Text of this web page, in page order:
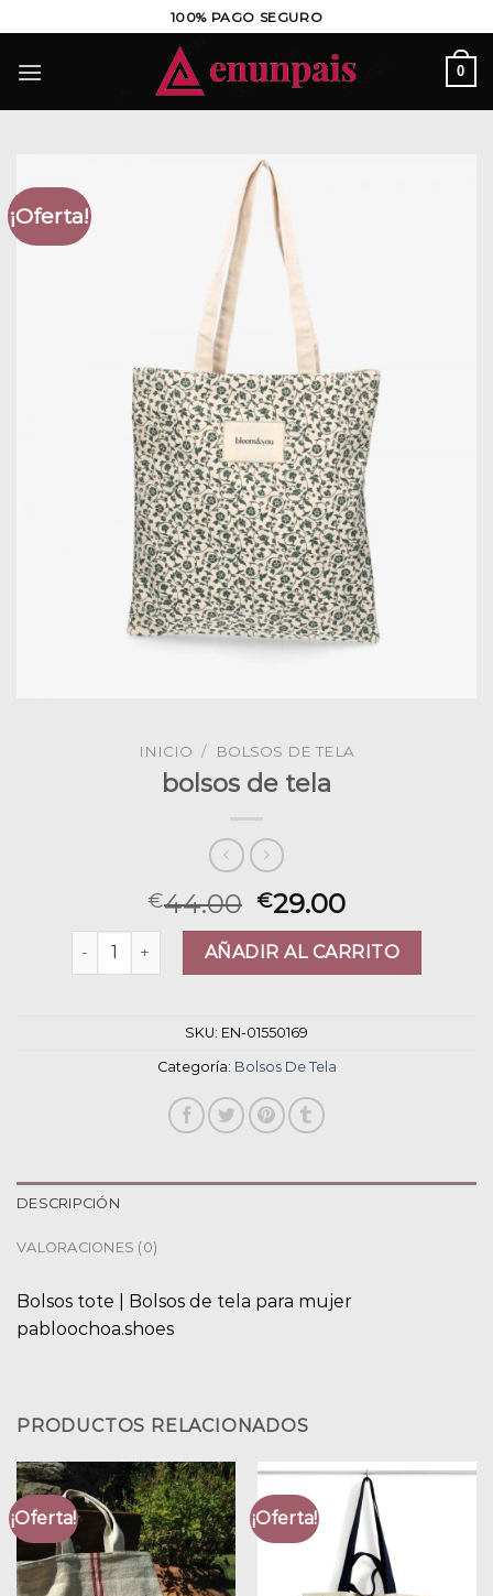
al
contenido
100% PAGO SEGURO
0
¡Oferta!
INICIO / BOLSOS DE TELA
bolsos de tela
€44.00 €29.00
bolsos de tela cantidadAÑADIR AL CARRITO
SKU: EN-01550169
Categoría: Bolsos De Tela
DESCRIPCIÓN
VALORACIONES (0)
Bolsos tote | Bolsos de tela para mujer
pabloochoa.shoes
PRODUCTOS RELACIONADOS
¡Oferta! ¡Oferta!